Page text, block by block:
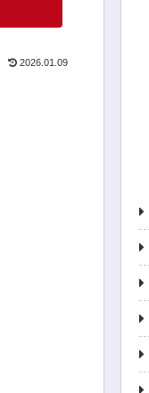
2026.01.09